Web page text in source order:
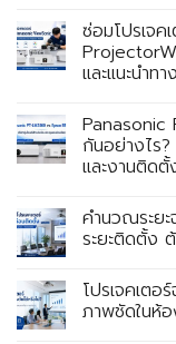
ซ่อมโปรเจ
และแนะนำท
Panasonic
กันอย่างไร
และงานติดตั้
คำนวณระยะ
ระยะติดตั้ง
โปรเจคเตอ
ภาพชัดในห้